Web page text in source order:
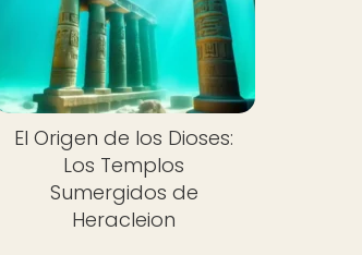
El Origen de los Dioses:
Los Templos
Sumergidos de
Heracleion